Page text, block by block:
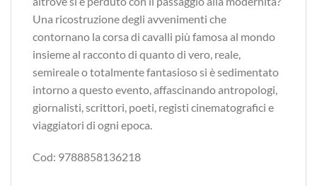
Una ricostruzione degli avvenimenti che
contornano la corsa di cavalli più famosa al mondo
insieme al racconto di quanto di vero, reale,
semireale o totalmente fantasioso si è sedimentato
intorno a questo evento, affascinando antropologi,
giornalisti, scrittori, poeti, registi cinematografici e
viaggiatori di ogni epoca.
Cod: 9788858136218